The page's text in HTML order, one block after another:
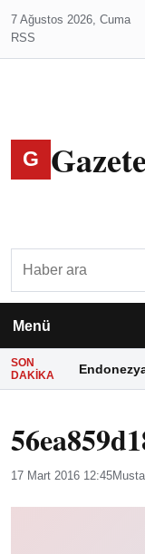
7 Ağustos 2026, Cuma
RSS
G
Menü
SON
DAKIKA
17 Mart 2016 12:45